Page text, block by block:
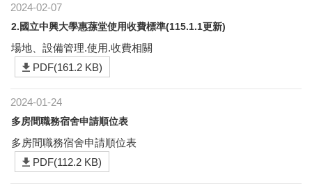
2024-02-07
2.國立中興大學惠蓀堂使用收費標準(115.1.1更新)
場地、設備管理.使用.收費相關
PDF(161.2 KB)
2024-01-24
多房間職務宿舍申請順位表
多房間職務宿舍申請順位表
PDF(112.2 KB)